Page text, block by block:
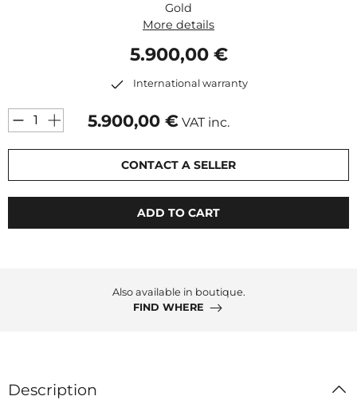
Gold
More details
5.900,00 €
International warranty
5.900,00 € VAT inc.
CONTACT A SELLER
ADD TO CART
Also available in boutique.
FIND WHERE
Description